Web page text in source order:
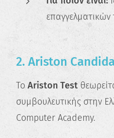
2. Ariston
Το Ariston Test
συμβουλευτικής στην
Computer Academy.